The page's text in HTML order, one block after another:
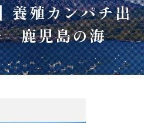
養殖カンパチ出
鹿児島の海